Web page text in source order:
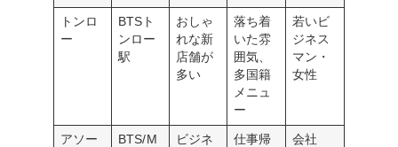
トンロ
ー
BTSト
ンロー
駅
おしゃ
れな新
店舗が
多い
落ち着
いた雰
囲気、
多国籍
メニュ
ー
若いビ
ジネス
マン・
女性
アソー
BTS/M
ビジネ
仕事帰
会社